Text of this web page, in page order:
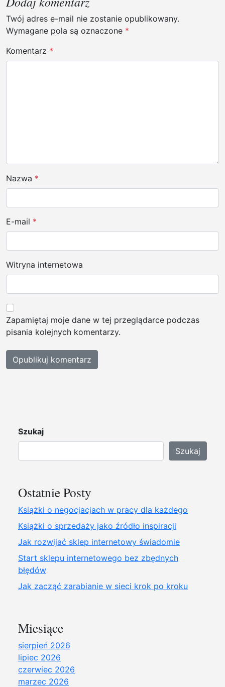
c
j
a
w
Twój adres e-mail nie zostanie opublikowany.
Wymagane pola są oznaczone *
Komentarz *
Nazwa *
E-mail *
Witryna internetowa
Zapamiętaj moje dane w tej przeglądarce podczas
pisania kolejnych komentarzy.
Szukaj
Szukaj
Ostatnie Posty
Książki o negocjacjach w pracy dla każdego
Książki o sprzedaży jako źródło inspiracji
Jak rozwijać sklep internetowy świadomie
Start sklepu internetowego bez zbędnych
błędów
Jak zacząć zarabianie w sieci krok po kroku
Miesiące
sierpień 2026
lipiec 2026
czerwiec 2026
marzec 2026